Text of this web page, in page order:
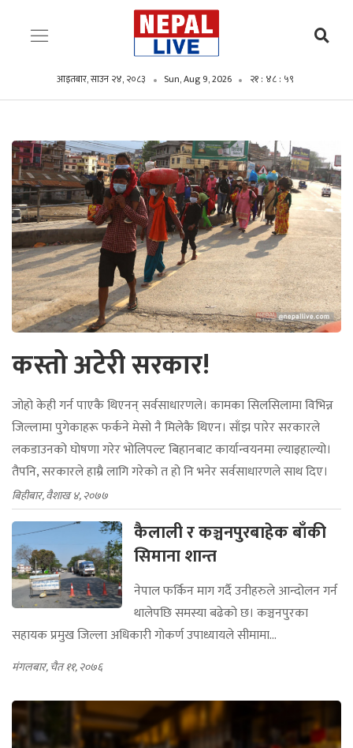
आइतबार, साउन २४, २०८३ Sun, Aug 9, 2026 २१ : ४९ : ००
कस्तो अटेरी सरकार!
जोहो केही गर्न पाएकै थिएनन् सर्वसाधारणले। कामका सिलसिलामा विभिन्न
जिल्लामा पुगेकाहरू फर्कने मेसो नै मिलेकै थिएन। साँझ पारेर सरकारले
लकडाउनको घोषणा गरेर भोलिपल्ट बिहानबाट कार्यान्वयनमा ल्याइहाल्यो।
तैपनि, सरकारले हाम्रै लागि गरेको त हो नि भनेर सर्वसाधारणले साथ दिए।
बिहीबार, वैशाख ४, २०७७
कैलाली र कञ्चनपुरबाहेक बाँकी
सिमाना शान्त
नेपाल फर्किन माग गर्दै उनीहरुले आन्दोलन गर्न
थालेपछि समस्या बढेको छ। कञ्चनपुरका
सहायक प्रमुख जिल्ला अधिकारी गोकर्ण उपाध्यायले सीमामा...
मंगलबार, चैत ११, २०७६